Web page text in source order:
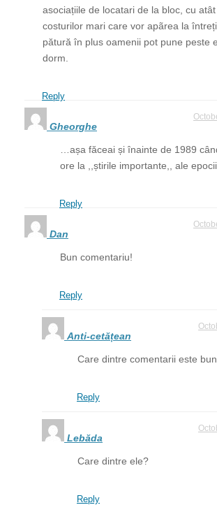
asociațiile de locatari de la bloc, cu
costurilor mari care vor apãrea la
pătură în plus oamenii pot pune peste
dorm.
Reply
Gheorghe
…așa făceai și înainte de 1989
ore la ,,știrile importante,, ale
Reply
Dan
Bun comentariu!
Reply
Anti-cetățean
Care dintre comentarii este
Reply
Lebăda
Care dintre ele?
Reply